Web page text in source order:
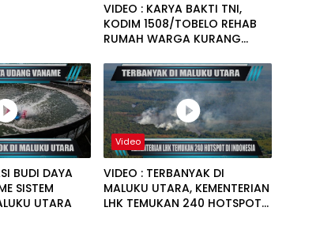
VIDEO : KARYA BAKTI TNI,
KODIM 1508/TOBELO REHAB
RUMAH WARGA KURANG
BUDI DAYA
SISTEM
UTARA
Video
VIDEO : TERBANYAK DI
MALUKU UTARA, KEMENTERIAN
LHK TEMUKAN 240 HOTSPOT